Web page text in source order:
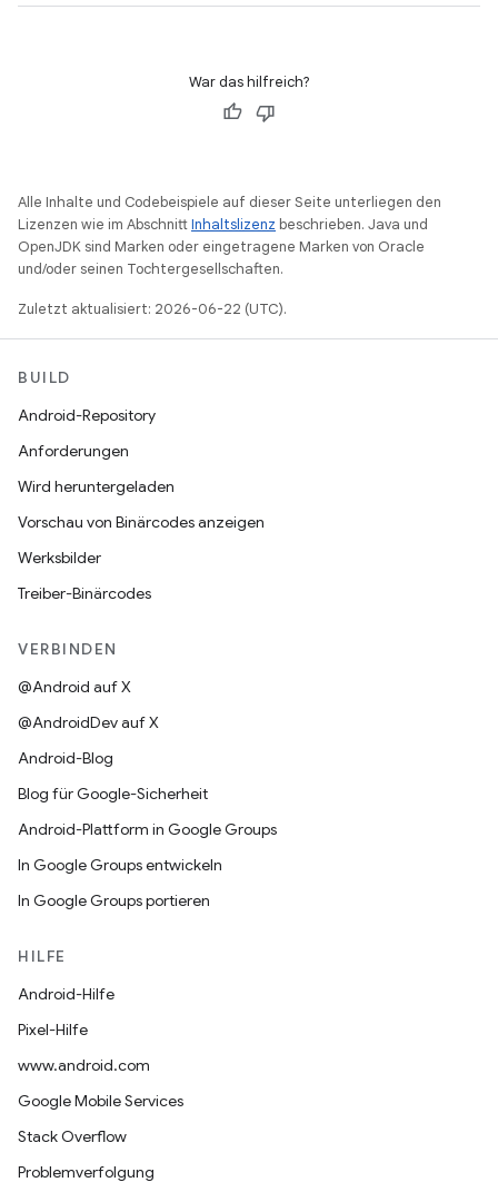
War das hilfreich?
Alle Inhalte und Codebeispiele auf dieser Seite unterliegen den
Lizenzen wie im AbschnittInhaltslizenz beschrieben. Java und
OpenJDK sind Marken oder eingetragene Marken von Oracle
und/oder seinen Tochtergesellschaften.
Zuletzt aktualisiert: 2026-06-22 (UTC).
BUILD
Android-Repository
Anforderungen
Wird heruntergeladen
Vorschau von Binärcodes anzeigen
Werksbilder
Treiber-Binärcodes
VERBINDEN
@Android auf X
@AndroidDev auf X
Android-Blog
Blog für Google-Sicherheit
Android-Plattform in Google Groups
In Google Groups entwickeln
In Google Groups portieren
HILFE
Android-Hilfe
Pixel-Hilfe
www.android.com
Google Mobile Services
Stack Overflow
Problemverfolgung